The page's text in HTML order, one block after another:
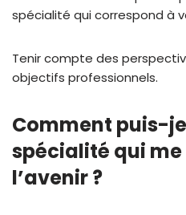
spécialité qui correspond à
Tenir compte des
objectifs professionnels.
Comment puis-
spécialité qui
l’avenir ?